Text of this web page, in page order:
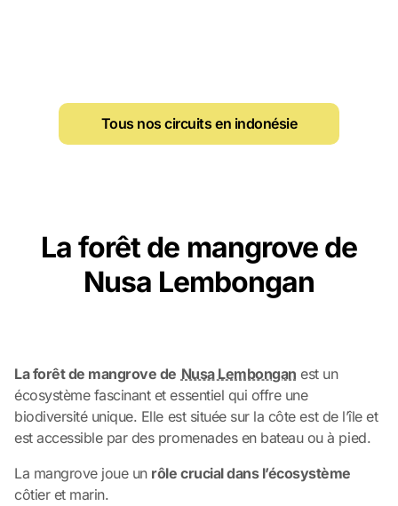
Tous nos circuits en indonésie
La forêt de mangrove de
Nusa Lembongan
La forêt de mangrove de Nusa Lembongan est un
écosystème fascinant et essentiel qui offre une
biodiversité unique. Elle est située sur la côte est de l’île et
est accessible par des promenades en bateau ou à pied.
La mangrove joue un rôle crucial dans l’écosystème
côtier et marin.